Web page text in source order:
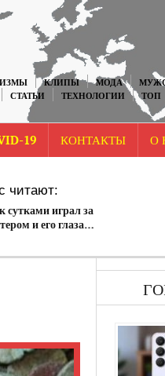
КЛИПЫ МОДА
СТАТЬИ ТЕХНОЛОГИИ ТОП
19 КОНТАКТЫ О
читают:
сутками играл за
и его глаза…